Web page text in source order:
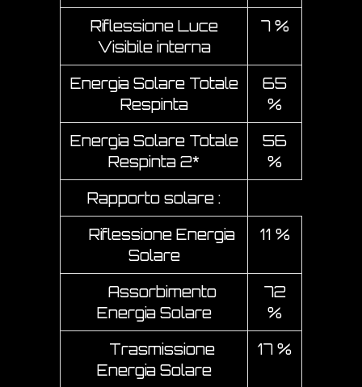
Riflessione Luce
Visibile interna
7 %
Energia Solare Totale
Respinta
65
%
Energia Solare Totale
Respinta 2*
56
%
Rapporto solare :
Riflessione Energia
Solare
11 %
Assorbimento
Energia Solare
72
%
Trasmissione
Energia Solare
17 %